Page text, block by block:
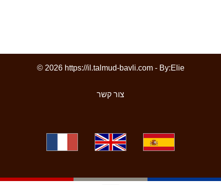
© 2026 https://il.talmud-bavli.com - By:Elie
צור קשר